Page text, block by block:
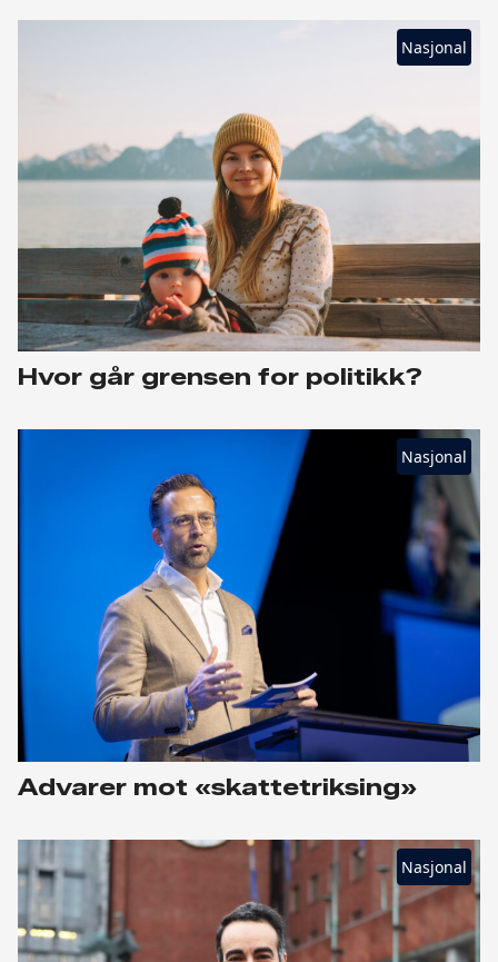
Nasjonal
Hvor går grensen for politikk?
Nasjonal
Advarer mot «skattetriksing»
Nasjonal